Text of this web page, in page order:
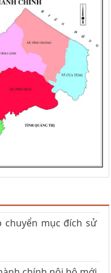
chuyển mục đích sử